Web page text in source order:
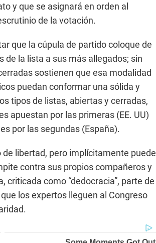
y que se asignará en orden al
de la votación.
que la cúpula de partido coloque de
de la lista a sus más allegados; sin
sostienen que esa modalidad
puedan conformar una sólida y
tipos de listas, abiertas y cerradas,
apuestan por las primeras (EE. UU)
por las segundas (España).
libertad, pero implícitamente puede
contra sus propios compañeros y
criticada como “dedocracia”, parte de
los expertos lleguen al Congreso